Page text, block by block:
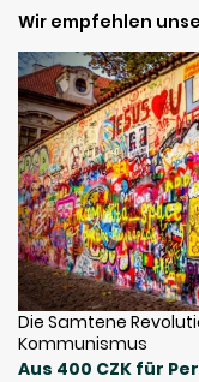
Wir empfehlen
Die Samtene
Kommunismus
Aus 400 CZK für